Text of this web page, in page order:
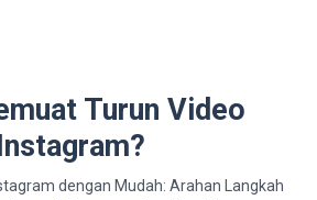
Turun Video
dengan Mudah: Arahan Langkah